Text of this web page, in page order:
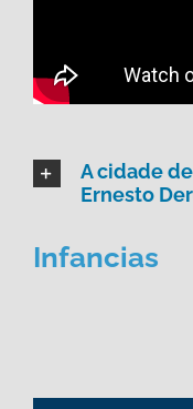
A cidade
Ernesto
Infancias